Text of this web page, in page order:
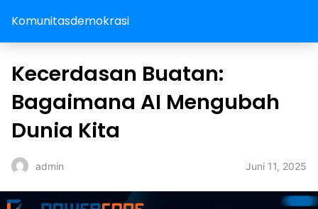
Komunitasdemokrasi
Kecerdasan Buatan:
Bagaimana AI Mengubah
Dunia Kita
admin Juni 11, 2025